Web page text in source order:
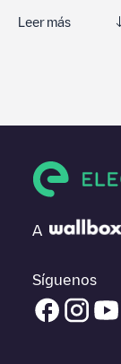
Leer más
su vehículo
comprueba en
está más cerca
vehículos
en superficie y
A
Síguenos